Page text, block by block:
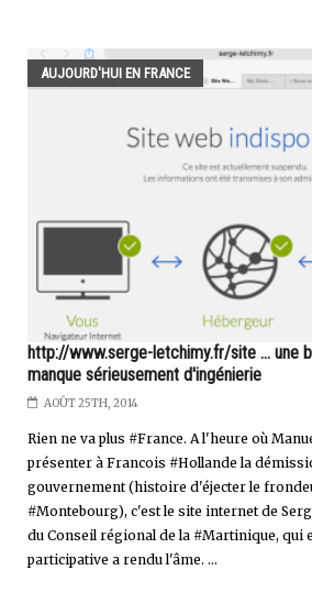
AUJOURD'HUI EN FRANCE
http://www.serge-letchimy.fr/site ... une
manque sérieusement d'ingénierie
AOÛT 25TH, 2014
Rien ne va plus #France. A l'heure où
présenter à Francois #Hollande la
gouvernement (histoire d'éjecter le
#Montebourg), c'est le site internet de
du Conseil régional de la #Martinique, qui
participative a rendu l'âme. ...